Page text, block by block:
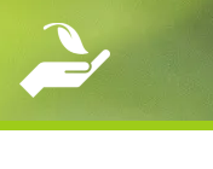
contenido